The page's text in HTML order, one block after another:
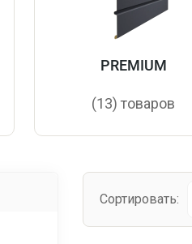
PREMIUM
(13) товаров
Сортировать: